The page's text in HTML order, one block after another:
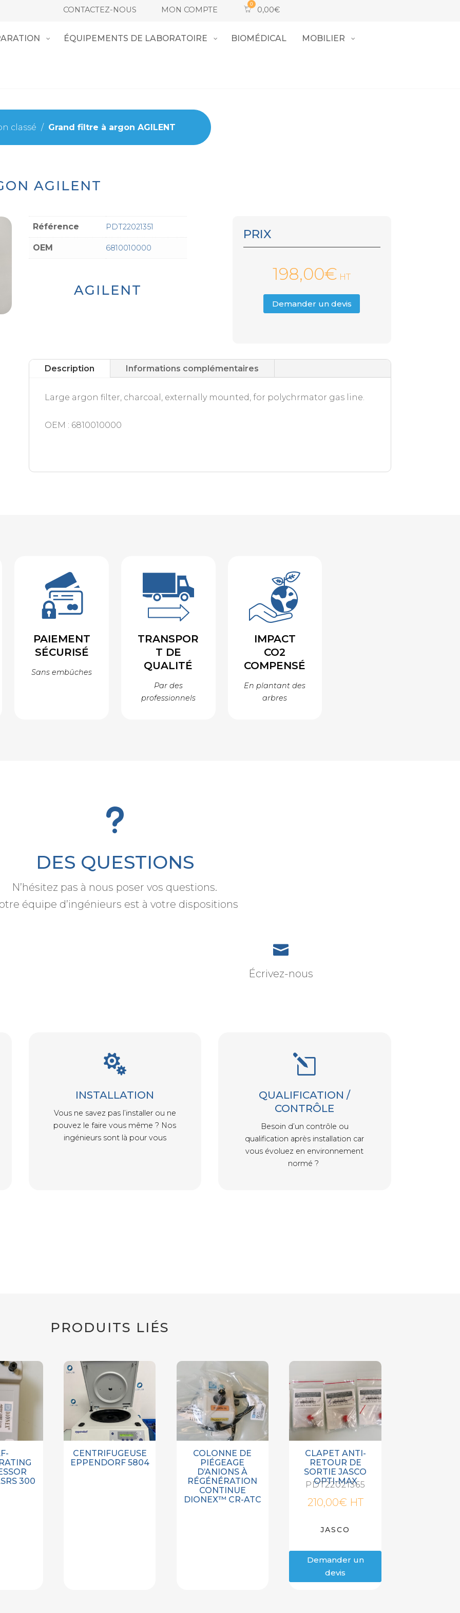
CONTACTEZ-NOUS MON COMPTE 0,00€
ÉQUIPEMENTS DE LABORATOIRE BIOMÉDICAL MOBILIER
classé / Grand filtre à argon AGILENT
AGILENT
Référence PDT22021351
OEM 6810010000
AGILENT
PRIX
198,00€ HT
Demander un devis
Description Informations complémentaires
Large argon filter, charcoal, externally mounted, for polychrmator gas line.
OEM : 6810010000
PAIEMENT
SÉCURISÉ
Sans embûches
TRANSPOR
T DE
QUALITÉ
Par des
professionnels
IMPACT
CO2
COMPENSÉ
En plantant des
arbres
u
DES QUESTIONS
N’hésitez pas à nous poser vos questions.
équipe d’ingénieurs est à votre dispositions

Écrivez-nous

INSTALLATION
Vous ne savez pas l’installer ou ne
pouvez le faire vous même ? Nos
ingénieurs sont là pour vous
l
QUALIFICATION /
CONTRÔLE
Besoin d’un contrôle ou
qualification après installation car
vous évoluez en environnement
normé ?
PRODUITS LIÉS
300
CENTRIFUGEUSE
EPPENDORF 5804
COLONNE DE
PIÉGEAGE
D’ANIONS À
RÉGÉNÉRATION
CONTINUE
DIONEX™ CR-ATC
CLAPET ANTI-
RETOUR DE
SORTIE JASCO
OPTI-MAX
PDT22021365
210,00€ HT
JASCO
Demander un
devis